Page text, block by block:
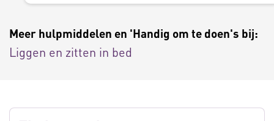
Meer hulpmiddelen en 'Handig om te doen's bij:
Liggen en zitten in bed